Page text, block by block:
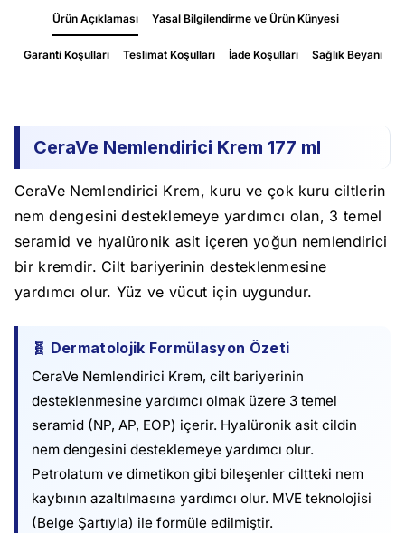
Ürün Açıklaması Yasal Bilgilendirme ve Ürün Künyesi
Garanti Koşulları Teslimat Koşulları İade Koşulları Sağlık Beyanı
CeraVe Nemlendirici Krem 177 ml
CeraVe Nemlendirici Krem, kuru ve çok kuru ciltlerin
nem dengesini desteklemeye yardımcı olan, 3 temel
seramid ve hyalüronik asit içeren yoğun nemlendirici
bir kremdir. Cilt bariyerinin desteklenmesine
yardımcı olur. Yüz ve vücut için uygundur.
🧬 Dermatolojik Formülasyon Özeti
CeraVe Nemlendirici Krem, cilt bariyerinin
desteklenmesine yardımcı olmak üzere 3 temel
seramid (NP, AP, EOP) içerir. Hyalüronik asit cildin
nem dengesini desteklemeye yardımcı olur.
Petrolatum ve dimetikon gibi bileşenler ciltteki nem
kaybının azaltılmasına yardımcı olur. MVE teknolojisi
(Belge Şartıyla) ile formüle edilmiştir.